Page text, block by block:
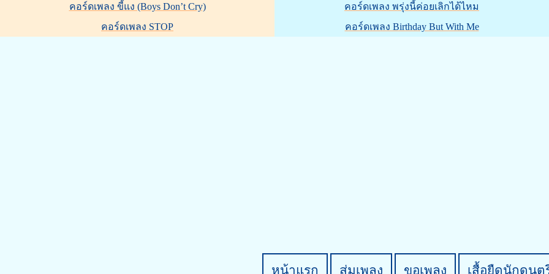
คอร์ดเพลง ขี้แง (Boys Don’t Cry)
คอร์ดเพลง STOP
คอร์ดเพลง พรุ่งนี้ค่อยเลิกได้ไหม
คอร์ดเพลง Birthday But With Me
หน้าแรก สุ่มเพลง ขอเพลง เสื้อยืดนักดนต